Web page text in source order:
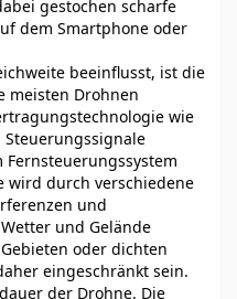
gestochen scharfe
dem Smartphone oder
beeinflusst, ist die
meisten Drohnen
wie
Steuerungssignale
wird durch verschiedene
und
und Gelände
oder dichten
eingeschränkt sein.
der Drohne. Die